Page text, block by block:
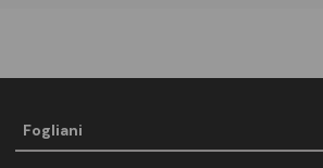
Fogliani